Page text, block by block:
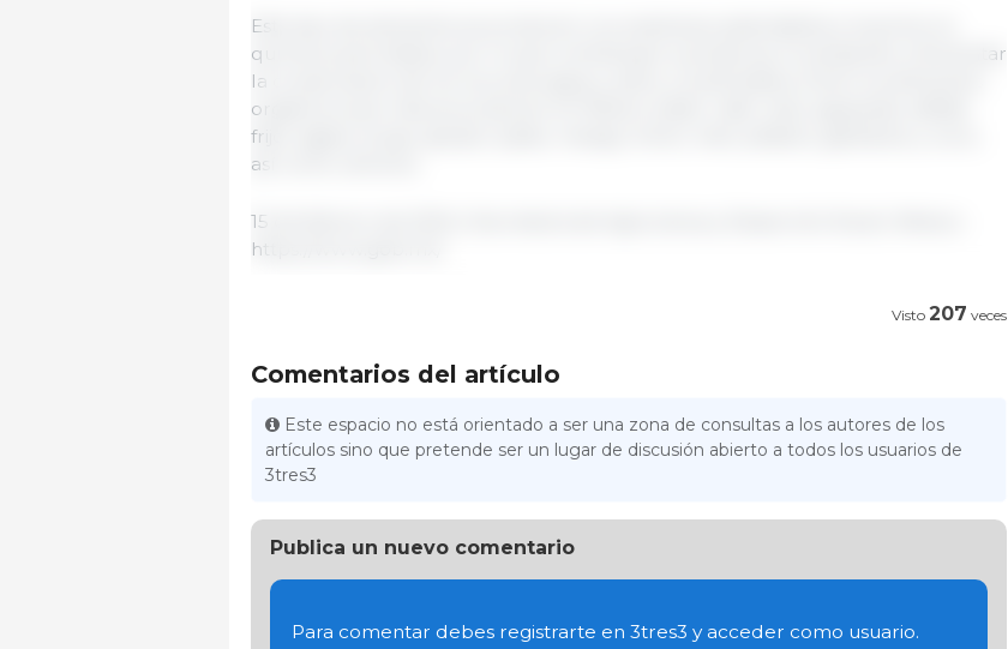
Este tipo de alimentos se producen con prácticas sustentables e insumos no
químicos permitidos, por lo que contribuyen a preservar el ambiente, a fomentar
la conservación de los recursos agua y suelo y la atmósfera. Entre los alimentos
orgánicos que más se producen en México están: café, maíz, aguacate, alfalfa,
frijol, agave, sorgo, ajonjolí, pasto, mango, limón, miel, plátano, garbanzo y coco,
así como cárnicos.
15 de febrero de 2024 | Secretaría de Agricultura y Desarrollo Rural | México.
https://www.gob.mx/
Visto 207 veces
Comentarios del artículo
Este espacio no está orientado a ser una zona de consultas a los autores de los
artículos sino que pretende ser un lugar de discusión abierto a todos los usuarios de
3tres3
Publica un nuevo comentario
Para comentar debes registrarte en 3tres3 y acceder como usuario.